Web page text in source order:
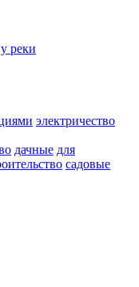
у реки
электричество
дачные для
садовые